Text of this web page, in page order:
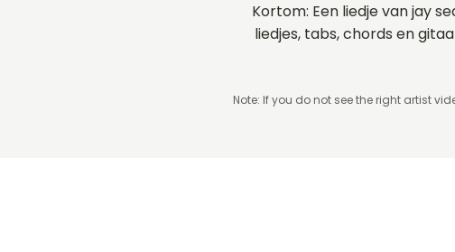
Kortom: Een liedje van jay
liedjes, tabs, chords en
Note: If you do not see the right artist